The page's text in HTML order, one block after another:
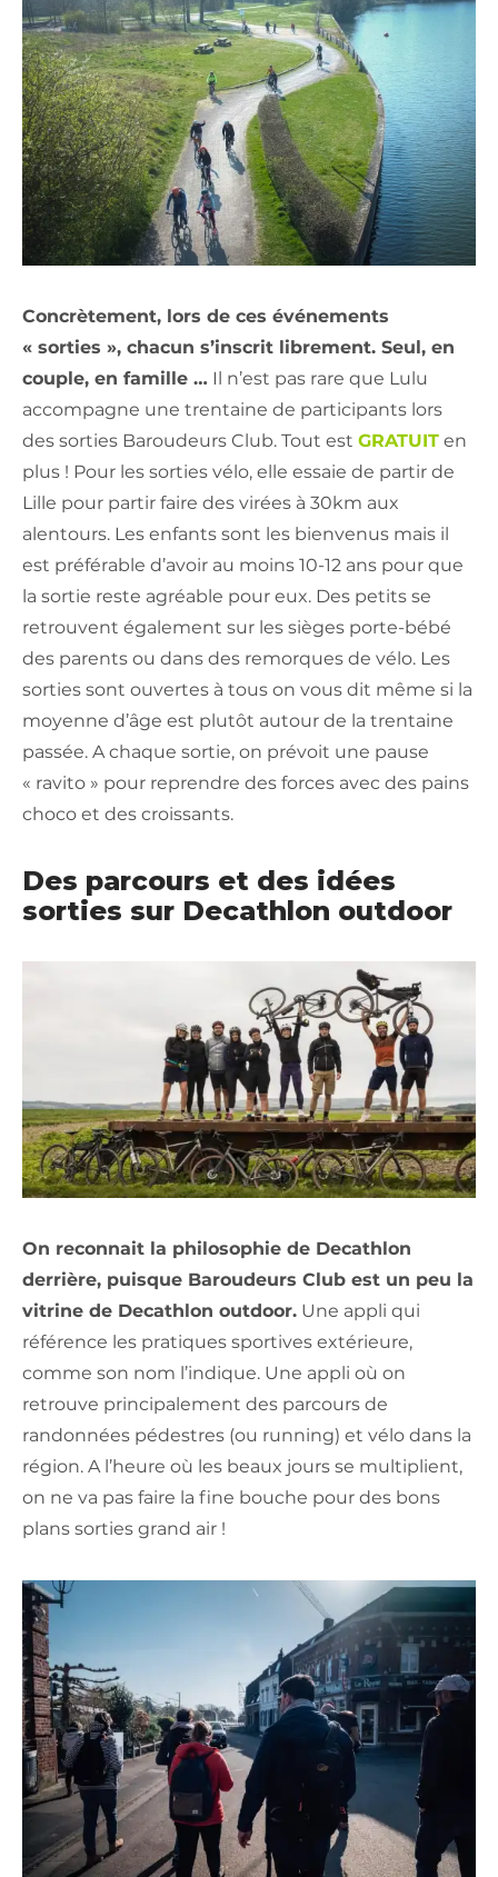
Concrètement, lors de ces événements
« sorties », chacun s’inscrit librement. Seul, en
couple, en famille … Il n’est pas rare que Lulu
accompagne une trentaine de participants lors
des sorties Baroudeurs Club. Tout est GRATUIT en
plus ! Pour les sorties vélo, elle essaie de partir de
Lille pour partir faire des virées à 30km aux
alentours. Les enfants sont les bienvenus mais il
est préférable d’avoir au moins 10-12 ans pour que
la sortie reste agréable pour eux. Des petits se
retrouvent également sur les sièges porte-bébé
des parents ou dans des remorques de vélo. Les
sorties sont ouvertes à tous on vous dit même si la
moyenne d’âge est plutôt autour de la trentaine
passée. A chaque sortie, on prévoit une pause
« ravito » pour reprendre des forces avec des pains
choco et des croissants.
Des parcours et des idées
sorties sur Decathlon outdoor
On reconnait la philosophie de Decathlon
derrière, puisque Baroudeurs Club est un peu la
vitrine de Decathlon outdoor. Une appli qui
référence les pratiques sportives extérieure,
comme son nom l’indique. Une appli où on
retrouve principalement des parcours de
randonnées pédestres (ou running) et vélo dans la
région. A l’heure où les beaux jours se multiplient,
on ne va pas faire la fine bouche pour des bons
plans sorties grand air !